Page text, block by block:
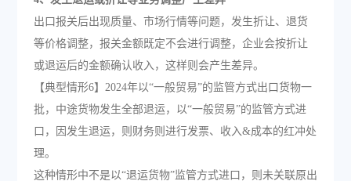
出口报关后出现质量、市场行情等问题，发生折让、退货
等价格调整，报关金额既定不会进行调整，企业会按折让
或退运后的金额确认收入，这样则会产生差异。
【典型情形6】2024年以“一般贸易”的监管方式出口货物一
批，中途货物发生全部退运，以“一般贸易”的监管方式进
口，因发生退运，则财务则进行发票、收入&成本的红冲处
理。
这种情形中不是以“退运货物”监管方式进口，则未关联原出